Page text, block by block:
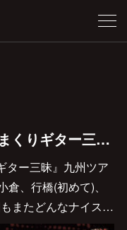
『山本恭司 弾き語り・弾きまくりギター三昧』九州ツアー2023 “春の陣”のお知らせです🎸
ター三昧』九州ツア
、行橋(初めて)、
またどんなナイス…